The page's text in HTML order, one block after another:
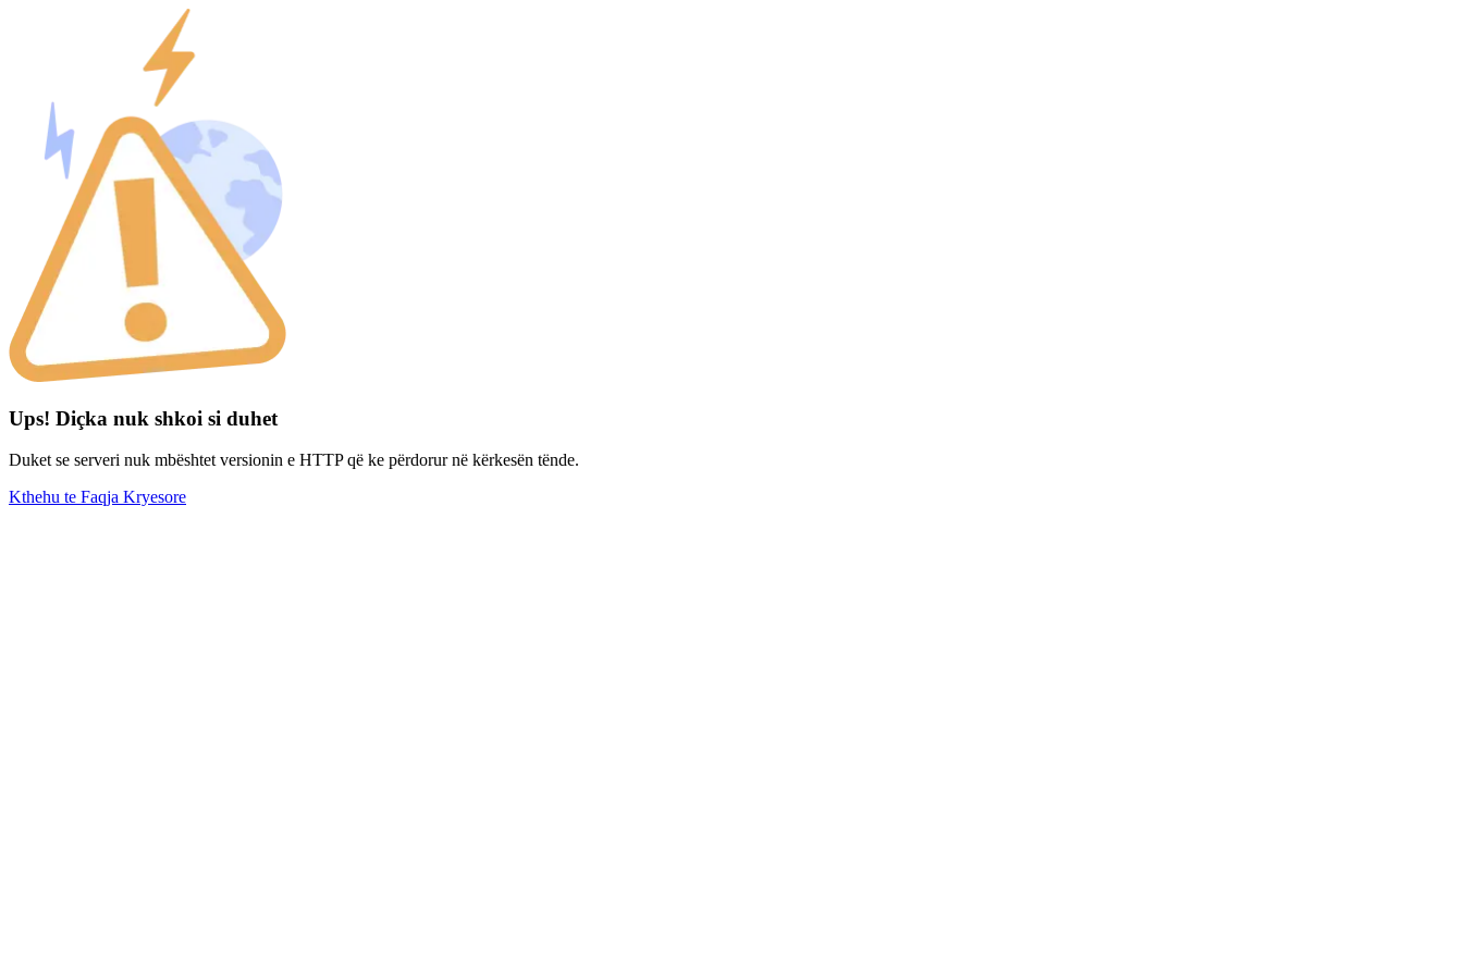
Ups! Diçka nuk shkoi si duhet
Duket se serveri nuk mbështet versionin e HTTP që ke përdorur në kërkesën tënde.
Kthehu te Faqja Kryesore